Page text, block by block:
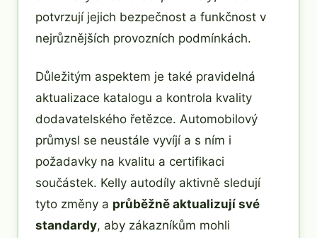
potvrzují jejich bezpečnost a funkčnost v
nejrůznějších provozních podmínkách.
Důležitým aspektem je také pravidelná
aktualizace katalogu a kontrola kvality
dodavatelského řetězce. Automobilový
průmysl se neustále vyvíjí a s ním i
požadavky na kvalitu a certifikaci
součástek. Kelly autodíly aktivně sledují
tyto změny a průběžně aktualizují své
standardy, aby zákazníkům mohli